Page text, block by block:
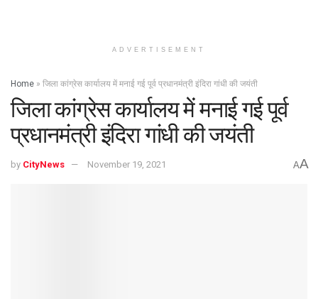
ADVERTISEMENT
Home » जिला कांग्रेस कार्यालय में मनाई गई पूर्व प्रधानमंत्री इंदिरा गांधी की जयंती
जिला कांग्रेस कार्यालय में मनाई गई पूर्व
प्रधानमंत्री इंदिरा गांधी की जयंती
by CityNews November 19, 2021 AA